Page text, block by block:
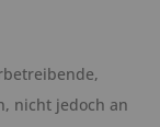
nicht jedoch an